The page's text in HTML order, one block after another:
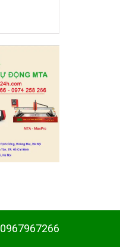
0967967266